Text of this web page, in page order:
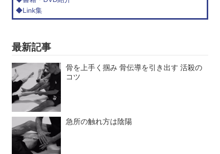
◆Link集
最新記事
骨を上手く掴み 骨伝導を引き出す 活殺の
コツ
急所の触れ方は陰陽